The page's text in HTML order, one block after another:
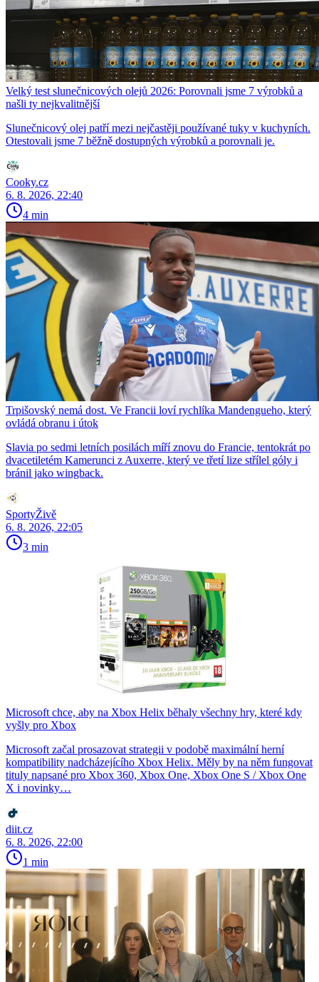
Velký test slunečnicových olejů 2026: Porovnali jsme 7 výrobků a
našli ty nejkvalitnější
Slunečnicový olej patří mezi nejčastěji používané tuky v kuchyních.
Otestovali jsme 7 běžně dostupných výrobků a porovnali je.
Cooky.cz
6. 8. 2026, 22:40
4 min
Trpišovský nemá dost. Ve Francii loví rychlíka Mandengueho, který
ovládá obranu i útok
Slavia po sedmi letních posilách míří znovu do Francie, tentokrát po
dvacetiletém Kamerunci z Auxerre, který ve třetí lize střílel góly i
bránil jako wingback.
SportyŽivě
6. 8. 2026, 22:05
3 min
Microsoft chce, aby na Xbox Helix běhaly všechny hry, které kdy
vyšly pro Xbox
Microsoft začal prosazovat strategii v podobě maximální herní
kompatibility nadcházejícího Xbox Helix. Měly by na něm fungovat
tituly napsané pro Xbox 360, Xbox One, Xbox One S / Xbox One
X i novinky…
diit.cz
6. 8. 2026, 22:00
1 min